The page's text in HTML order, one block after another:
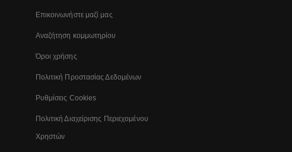
Επικοινωνήστε μαζί μας
Αναζήτηση κομμωτηρίου
Όροι χρήσης
Πολιτική Προστασίας Δεδομένων
Ρυθμίσεις Cookies
Πολιτική Διαχείρισης Περιεχομένου
Χρηστών